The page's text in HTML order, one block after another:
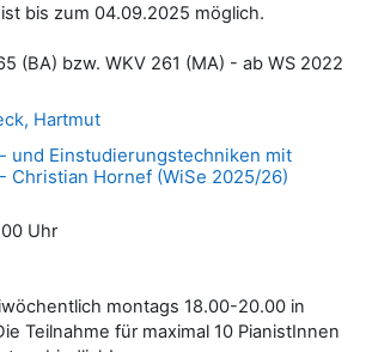
bis zum 04.09.2025 möglich.
(BA) bzw. WKV 261 (MA) - ab WS 2022
Hartmut
und Einstudierungstechniken mit
Christian Hornef (WiSe 2025/26)
Uhr
montags 18.00-20.00 in
Teilnahme für maximal 10 PianistInnen